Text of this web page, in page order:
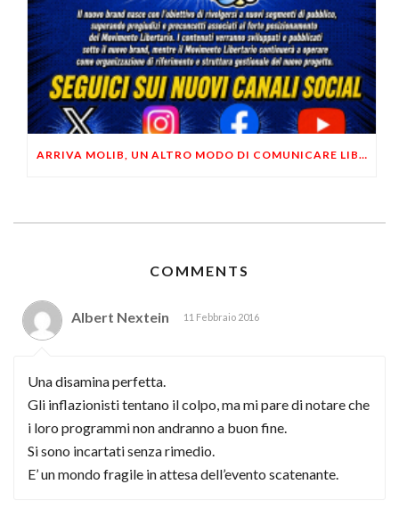
ARRIVA MOLIB, UN ALTRO MODO DI COMUNICARE LIBERTARIO
COMMENTS
Albert Nextein 11 Febbraio 2016
Una disamina perfetta.
Gli inflazionisti tentano il colpo, ma mi pare di notare che
i loro programmi non andranno a buon fine.
Si sono incartati senza rimedio.
E’ un mondo fragile in attesa dell’evento scatenante.